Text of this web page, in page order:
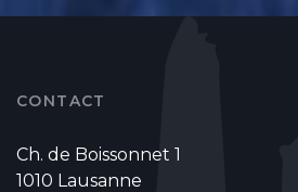
CONTACT
Ch. de Boissonnet 1
1010 Lausanne